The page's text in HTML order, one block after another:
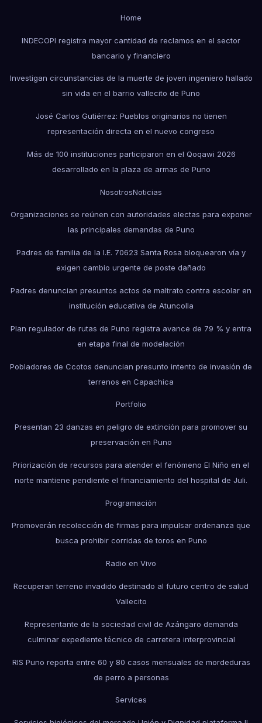
Home
INDECOPI registra mayor cantidad de reclamos en el sector
bancario y financiero
Investigan circunstancias de la muerte de joven ingeniero hallado
sin vida en el barrio vallecito de Puno
José Carlos Gutiérrez: Pueblos originarios no tienen
representación directa en el nuevo congreso
Más de 100 instituciones participaron en el Qoqawi 2026
desarrollado en la plaza de armas de Puno
NosotrosNoticias
Organizaciones se reúnen con autoridades electas para exponer
las principales demandas de Puno
Padres de familia de la I.E. 70623 Santa Rosa bloquearon vía y
exigen cambio urgente de poste dañado
Padres denuncian presuntos actos de maltrato contra escolar en
institución educativa de Atuncolla
Plan regulador de rutas de Puno registra avance de 79 % y entra
en etapa final de modelación
Pobladores de Ccotos denuncian presunto intento de invasión de
terrenos en Capachica
Portfolio
Presentan 23 danzas en peligro de extinción para promover su
preservación en Puno
Priorización de recursos para atender el fenómeno El Niño en el
norte mantiene pendiente el financiamiento del hospital de Juli.
Programación
Promoverán recolección de firmas para impulsar ordenanza que
busca prohibir corridas de toros en Puno
Radio en Vivo
Recuperan terreno invadido destinado al futuro centro de salud
Vallecito
Representante de la sociedad civil de Azángaro demanda
culminar expediente técnico de carretera interprovincial
RIS Puno reporta entre 60 y 80 casos mensuales de mordeduras
de perro a personas
Services